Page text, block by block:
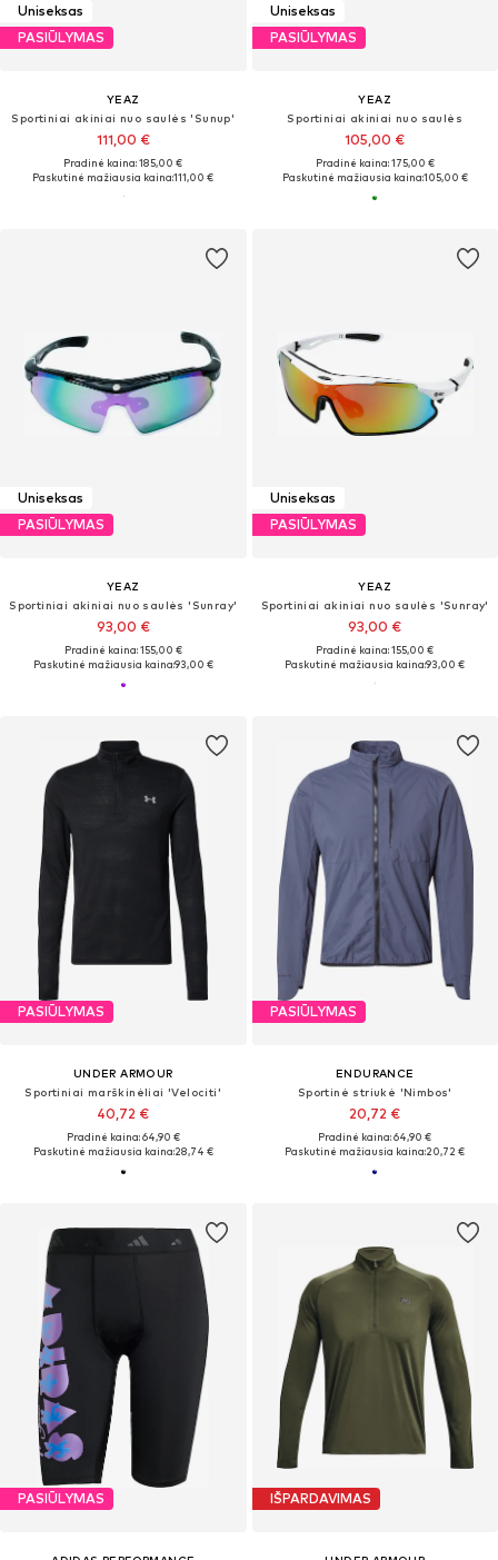
Uniseksas
PASIŪLYMAS
YEAZ
Sportiniai akiniai nuo saulės 'Sunup'
111,00 €
Pradinė kaina: 185,00 €
Paskutinė mažiausia kaina:111,00 €
Uniseksas
PASIŪLYMAS
YEAZ
Sportiniai akiniai nuo saulės
105,00 €
Pradinė kaina: 175,00 €
Paskutinė mažiausia kaina:105,00 €
Uniseksas
PASIŪLYMAS
YEAZ
Sportiniai akiniai nuo saulės 'Sunray'
93,00 €
Pradinė kaina: 155,00 €
Paskutinė mažiausia kaina:93,00 €
Uniseksas
PASIŪLYMAS
YEAZ
Sportiniai akiniai nuo saulės 'Sunray'
93,00 €
Pradinė kaina: 155,00 €
Paskutinė mažiausia kaina:93,00 €
PASIŪLYMAS
UNDER ARMOUR
Sportiniai marškinėliai 'Velociti'
40,72 €
Pradinė kaina: 64,90 €
Paskutinė mažiausia kaina:28,74 €
PASIŪLYMAS
ENDURANCE
Sportinė striukė 'Nimbos'
20,72 €
Pradinė kaina: 64,90 €
Paskutinė mažiausia kaina:20,72 €
PASIŪLYMAS IŠPARDAVIMAS